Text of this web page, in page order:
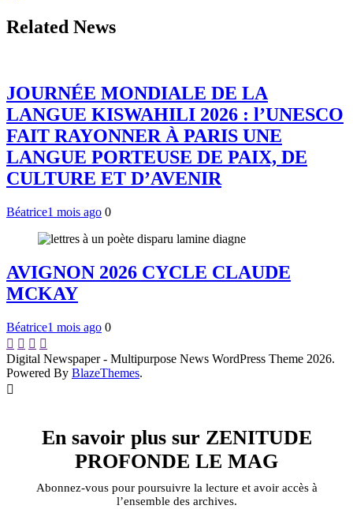
Related News
JOURNÉE MONDIALE DE LA
LANGUE KISWAHILI 2026 : l’UNESCO
FAIT RAYONNER À PARIS UNE
LANGUE PORTEUSE DE PAIX, DE
CULTURE ET D’AVENIR
Béatrice1 mois ago 0
AVIGNON 2026 CYCLE CLAUDE
MCKAY
Béatrice1 mois ago 0
Digital Newspaper - Multipurpose News WordPress Theme 2026.
Powered By BlazeThemes.
En savoir plus sur ZENITUDE
PROFONDE LE MAG
Abonnez-vous pour poursuivre la lecture et avoir accès à
l’ensemble des archives.